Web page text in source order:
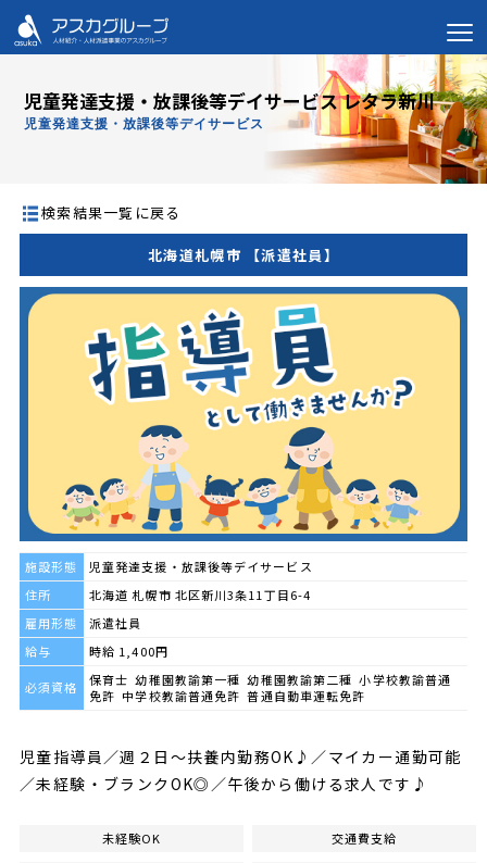
児童発達支援・放課後等デイサービス レタラ新川
児童発達支援・放課後等デイサービス
検索結果一覧に戻る
北海道札幌市 【派遣社員】
施設形態
児童発達支援・放課後等デイサービス
住所
北海道 札幌市 北区新川3条11丁目6-4
雇用形態
派遣社員
給与
時給 1,400円
必須資格
保育士 幼稚園教諭第一種 幼稚園教諭第二種 小学校教諭普通
免許 中学校教諭普通免許 普通自動車運転免許
児童指導員／週２日～扶養内勤務OK♪／マイカー通勤可能
／未経験・ブランクOK◎／午後から働ける求人です♪
未経験OK 交通費支給